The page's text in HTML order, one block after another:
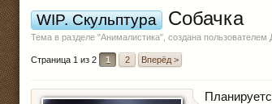
WIP. Скульптура Собачка
Тема в разделе "Анималистика", создана пользователем
Страница 1 из 2 1 2 Вперёд >